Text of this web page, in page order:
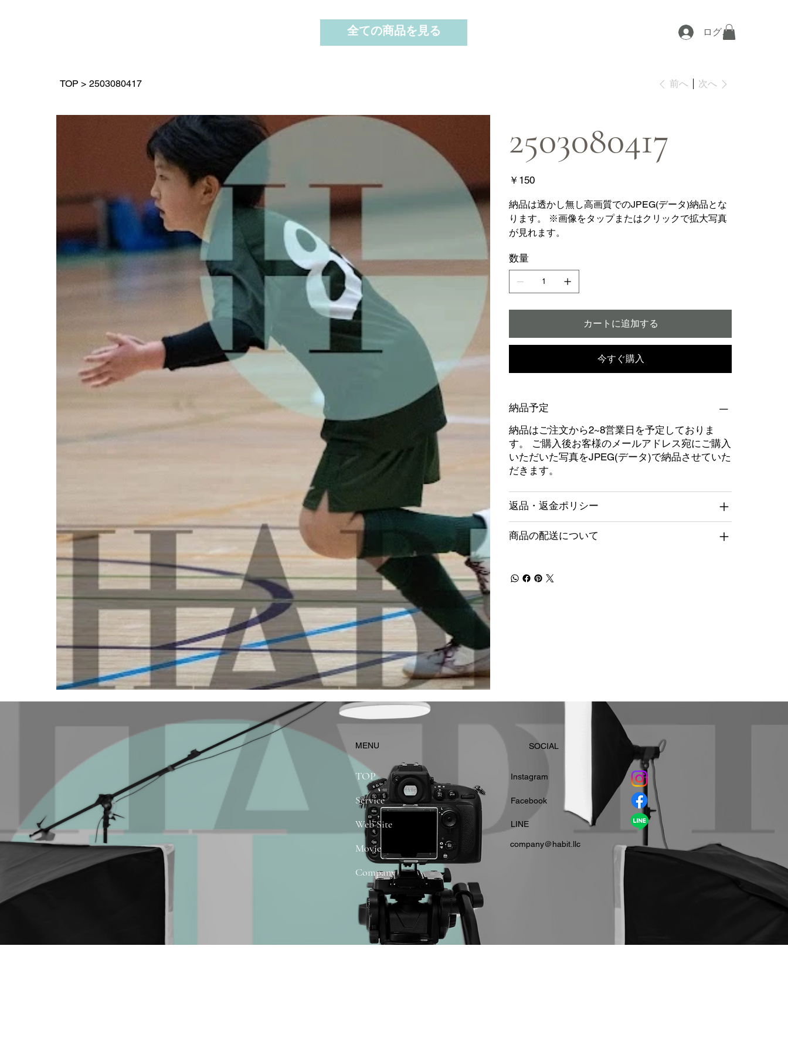
ログイン
全ての商品を見る
TOP > 2503080417 前へ 次へ
2503080417
価
格
￥150
納品は透かし無し高画質でのJPEG(データ)納品とな
ります。 ※画像をタップまたはクリックで拡大写真
が見れます。
数量
カートに追加する
今すぐ購入
納品予定
納品はご注文から2~8営業日を予定しておりま
す。 ご購入後お客様のメールアドレス宛にご購入
いただいた写真をJPEG(データ)で納品させていた
だきます。
返品・返金ポリシー
商品の配送について
​MENU
TOP
Service
Web Site
Movie
Company
​SOCIAL
Instagram
​Facebook
​LINE
company＠habit.llc